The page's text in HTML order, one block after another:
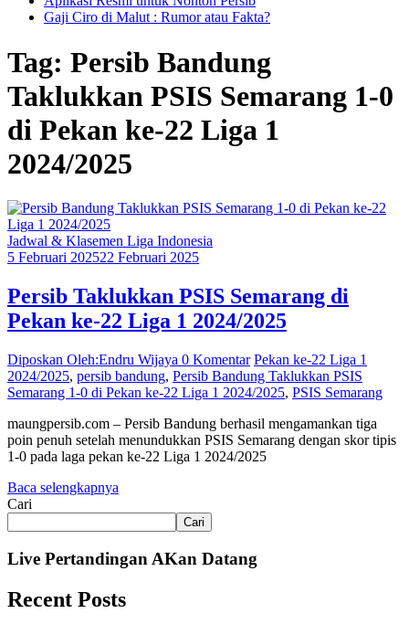
Gaji Ciro di Malut : Rumor atau Fakta?
Tag: Persib Bandung
Taklukkan PSIS Semarang 1-0
di Pekan ke-22 Liga 1
2024/2025
Jadwal & Klasemen Liga Indonesia
5 Februari 202522 Februari 2025
Persib Taklukkan PSIS Semarang di
Pekan ke-22 Liga 1 2024/2025
Diposkan Oleh:Endru Wijaya 0 Komentar Pekan ke-22 Liga 1
2024/2025, persib bandung, Persib Bandung Taklukkan PSIS
Semarang 1-0 di Pekan ke-22 Liga 1 2024/2025, PSIS Semarang
maungpersib.com – Persib Bandung berhasil mengamankan tiga
poin penuh setelah menundukkan PSIS Semarang dengan skor tipis
1-0 pada laga pekan ke-22 Liga 1 2024/2025
Baca selengkapnya
Cari
Cari
Live Pertandingan AKan Datang
Recent Posts